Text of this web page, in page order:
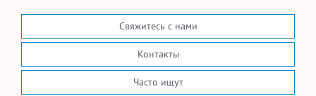
Свяжитесь с нами
Контакты
Часто ищут